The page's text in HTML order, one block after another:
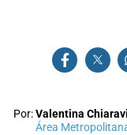
Por:Valentina
Área